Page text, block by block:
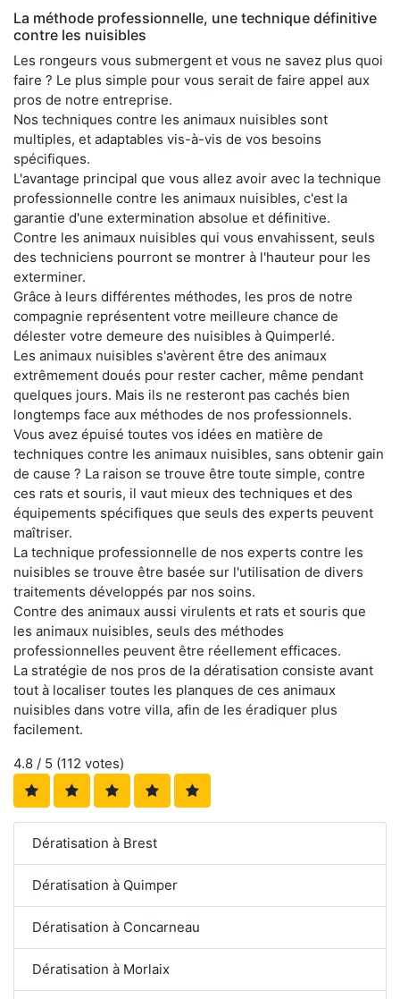
La méthode professionnelle, une technique définitive
contre les nuisibles
Les rongeurs vous submergent et vous ne savez plus quoi
faire ? Le plus simple pour vous serait de faire appel aux
pros de notre entreprise.
Nos techniques contre les animaux nuisibles sont
multiples, et adaptables vis-à-vis de vos besoins
spécifiques.
L'avantage principal que vous allez avoir avec la technique
professionnelle contre les animaux nuisibles, c'est la
garantie d'une extermination absolue et définitive.
Contre les animaux nuisibles qui vous envahissent, seuls
des techniciens pourront se montrer à l'hauteur pour les
exterminer.
Grâce à leurs différentes méthodes, les pros de notre
compagnie représentent votre meilleure chance de
délester votre demeure des nuisibles à Quimperlé.
Les animaux nuisibles s'avèrent être des animaux
extrêmement doués pour rester cacher, même pendant
quelques jours. Mais ils ne resteront pas cachés bien
longtemps face aux méthodes de nos professionnels.
Vous avez épuisé toutes vos idées en matière de
techniques contre les animaux nuisibles, sans obtenir gain
de cause ? La raison se trouve être toute simple, contre
ces rats et souris, il vaut mieux des techniques et des
équipements spécifiques que seuls des experts peuvent
maîtriser.
La technique professionnelle de nos experts contre les
nuisibles se trouve être basée sur l'utilisation de divers
traitements développés par nos soins.
Contre des animaux aussi virulents et rats et souris que
les animaux nuisibles, seuls des méthodes
professionnelles peuvent être réellement efficaces.
La stratégie de nos pros de la dératisation consiste avant
tout à localiser toutes les planques de ces animaux
nuisibles dans votre villa, afin de les éradiquer plus
facilement.
4.8 / 5 (112 votes)
Dératisation à Brest
Dératisation à Quimper
Dératisation à Concarneau
Dératisation à Morlaix